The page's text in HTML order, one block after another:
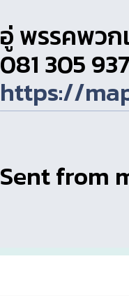
อู่ พรรคพวก
081 305
https://
Sent from